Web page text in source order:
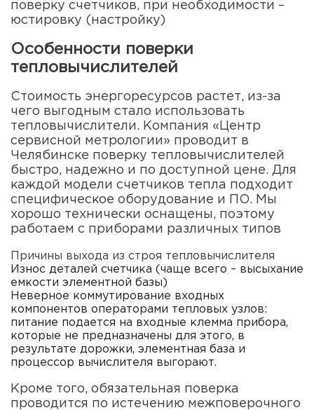
поверку счетчиков, при необходимости –
юстировку (настройку)
Особенности поверки
тепловычислителей
Стоимость энергоресурсов растет, из-за
чего выгодным стало использовать
тепловычислители. Компания «Центр
сервисной метрологии» проводит в
Челябинске поверку тепловычислителей
быстро, надежно и по доступной цене. Для
каждой модели счетчиков тепла подходит
специфическое оборудование и ПО. Мы
хорошо технически оснащены, поэтому
работаем с приборами различных типов
Причины выхода из строя тепловычислителя
Износ деталей счетчика (чаще всего – высыхание
емкости элементной базы)
Неверное коммутирование входных
компонентов операторами тепловых узлов:
питание подается на входные клемма прибора,
которые не предназначены для этого, в
результате дорожки, элементная база и
процессор вычислителя выгорают.
Кроме того, обязательная поверка
проводится по истечению межповерочного